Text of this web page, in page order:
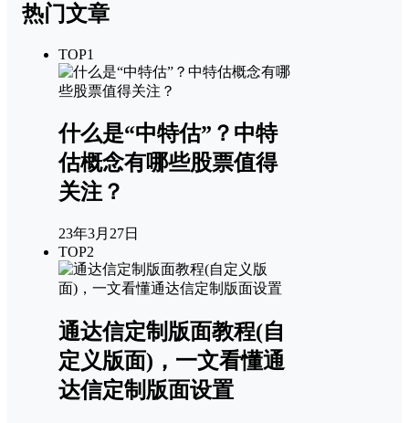
热门文章
TOP1
什么是“中特估”？中特
估概念有哪些股票值得
关注？
23年3月27日
TOP2
通达信定制版面教程(自
定义版面)，一文看懂通
达信定制版面设置